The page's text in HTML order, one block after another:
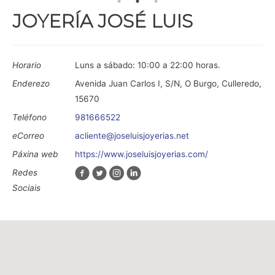
JOYERÍA JOSÉ LUIS
Horario
Luns a sábado: 10:00 a 22:00 horas.
Enderezo
Avenida Juan Carlos I, S/N, O Burgo, Culleredo,
15670
Teléfono
981666522
eCorreo
acliente@joseluisjoyerias.net
Páxina web
https://www.joseluisjoyerias.com/
Redes
Sociais